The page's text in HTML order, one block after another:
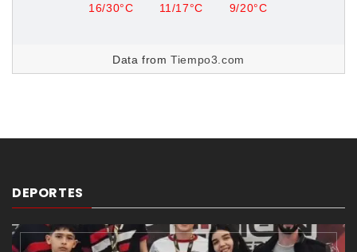
16/30°C 11/17°C 9/20°C
Data fromTiempo3.com
DEPORTES